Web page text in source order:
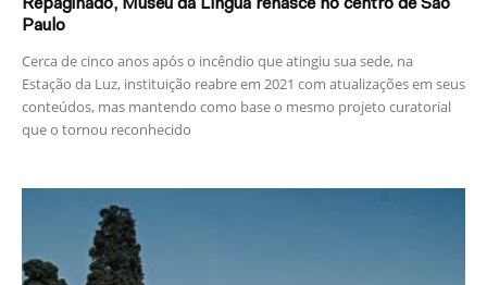
Repaginado, Museu da Língua renasce no centro de São
Paulo
Cerca de cinco anos após o incêndio que atingiu sua sede, na
Estação da Luz, instituição reabre em 2021 com atualizações em seus
conteúdos, mas mantendo como base o mesmo projeto curatorial
que o tornou reconhecido